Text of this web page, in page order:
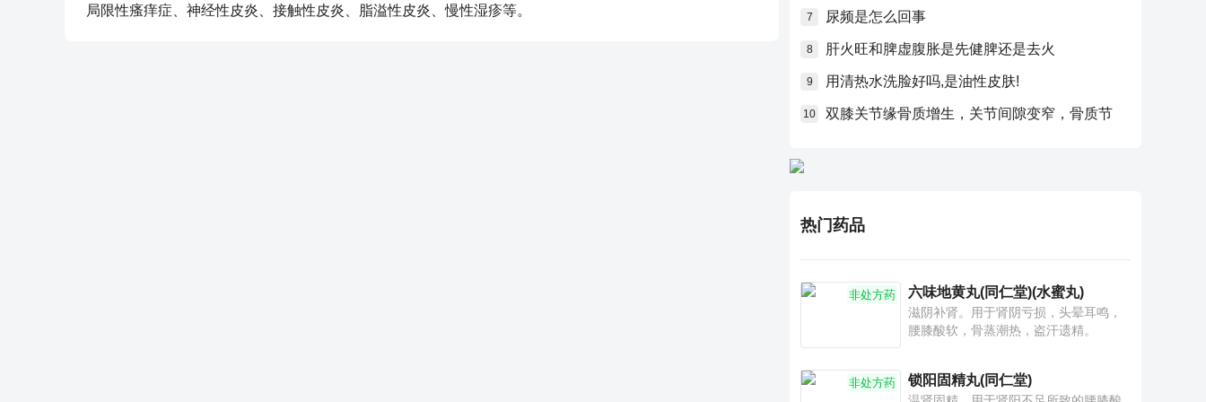
局限性瘙痒症、神经性皮炎、接触性皮炎、脂溢性皮炎、慢性湿疹等。 7 尿频是怎么回事
8 肝火旺和脾虚腹胀是先健脾还是去火
9 用清热水洗脸好吗,是油性皮肤!
10 双膝关节缘骨质增生，关节间隙变窄，骨质节
热门药品
非处方药 六味地黄丸(同仁堂)(水蜜丸)
滋阴补肾。用于肾阴亏损，头晕耳鸣，
腰膝酸软，骨蒸潮热，盗汗遗精。
非处方药 锁阳固精丸(同仁堂)